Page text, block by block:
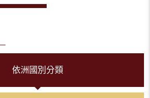
依洲國別分類